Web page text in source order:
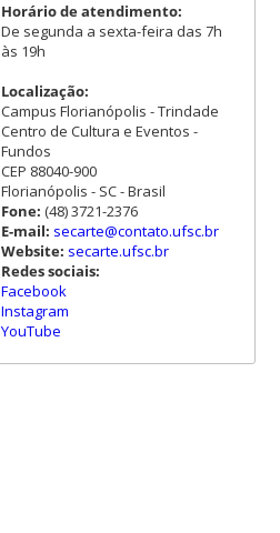
Horário de atendimento:
De segunda a sexta-feira das 7h
às 19h
Localização:
Campus Florianópolis - Trindade
Centro de Cultura e Eventos -
Fundos
CEP 88040-900
Florianópolis - SC - Brasil
Fone: (48) 3721-2376
E-mail: secarte@contato.ufsc.br
Website: secarte.ufsc.br
Redes sociais:
Facebook
Instagram
YouTube